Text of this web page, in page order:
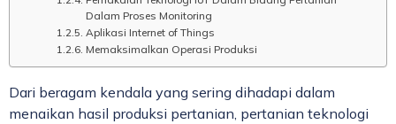
Dalam Proses Monitoring
Aplikasi Internet of Things
Memaksimalkan Operasi Produksi
Dari beragam kendala yang sering dihadapi dalam
menaikan hasil produksi pertanian, pertanian teknologi